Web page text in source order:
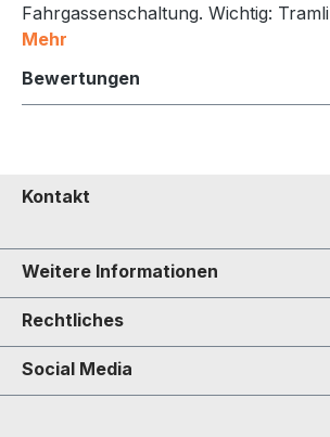
Fahrgassenschaltung. Wichtig:
Mehr
Bewertungen
Kontakt
Weitere Informationen
Rechtliches
Social Media